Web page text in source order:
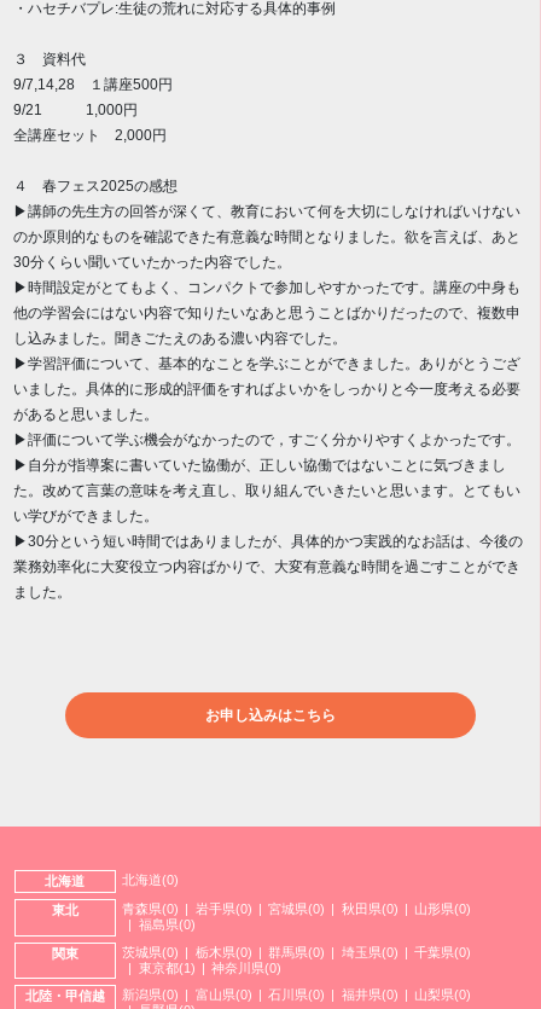
・ハセチバプレ:生徒の荒れに対応する具体的事例
３ 資料代
9/7,14,28 １講座500円
9/21 1,000円
全講座セット 2,000円
４ 春フェス2025の感想
▶講師の先生方の回答が深くて、教育において何を大切にしなければいけない
のか原則的なものを確認できた有意義な時間となりました。欲を言えば、あと
30分くらい聞いていたかった内容でした。
▶時間設定がとてもよく、コンパクトで参加しやすかったです。講座の中身も
他の学習会にはない内容で知りたいなあと思うことばかりだったので、複数申
し込みました。聞きごたえのある濃い内容でした。
▶学習評価について、基本的なことを学ぶことができました。ありがとうござ
いました。具体的に形成的評価をすればよいかをしっかりと今一度考える必要
があると思いました。
▶評価について学ぶ機会がなかったので，すごく分かりやすくよかったです。
▶自分が指導案に書いていた協働が、正しい協働ではないことに気づきまし
た。改めて言葉の意味を考え直し、取り組んでいきたいと思います。とてもい
い学びができました。
▶30分という短い時間ではありましたが、具体的かつ実践的なお話は、今後の
業務効率化に大変役立つ内容ばかりで、大変有意義な時間を過ごすことができ
ました。
お申し込みはこちら
北海道 北海道(0)
東北 青森県(0) 岩手県(0) 宮城県(0) 秋田県(0)
山形県(0)
福島県(0)
関東
茨城県(0) 栃木県(0) 群馬県(0) 埼玉県(0)
千葉県(0)
東京都(1)
神奈川県(0)
北陸・甲信越
新潟県(0) 富山県(0) 石川県(0) 福井県(0)
山梨県(0)